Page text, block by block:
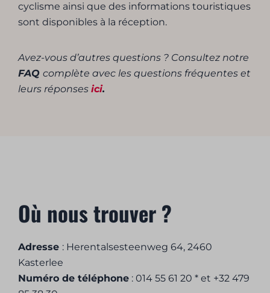
cyclisme ainsi que des informations touristiques
sont disponibles à la réception.
Avez-vous d’autres questions ? Consultez notre
FAQcomplète avec les questions fréquentes et
leurs réponsesici.
Où nous trouver ?
Adresse : Herentalsesteenweg 64, 2460
Kasterlee
Numéro de téléphone : 014 55 61 20 * et +32 479